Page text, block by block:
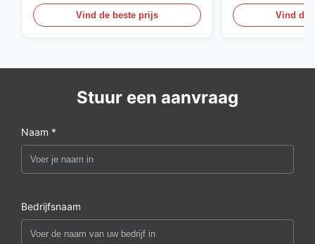
Vind de beste prijs Vind de
Stuur een aanvraag
Naam *
Bedrijfsnaam